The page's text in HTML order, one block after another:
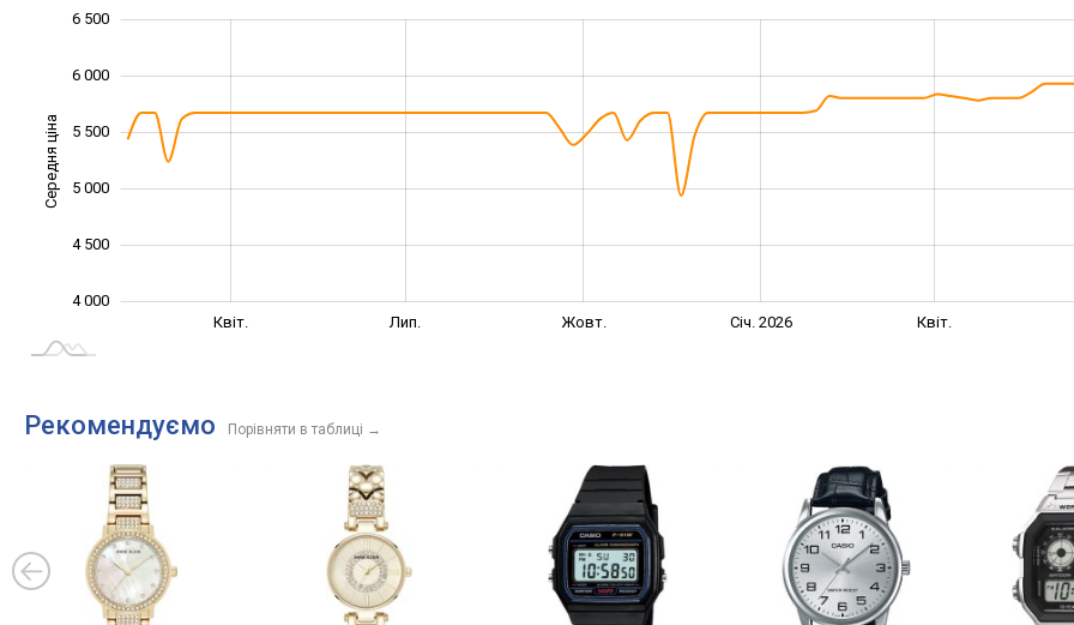
Середня ціна
4 000
4 500
5 000
5 500
6 000
6 500
Квіт. Лип. Жовт. Січ. 2026 Квіт.
Рекомендуємо Порівняти в таблиці →